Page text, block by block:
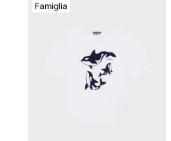
Giochi da spiaggia
Vedi tutti i Giochi da spiaggia
Famiglia